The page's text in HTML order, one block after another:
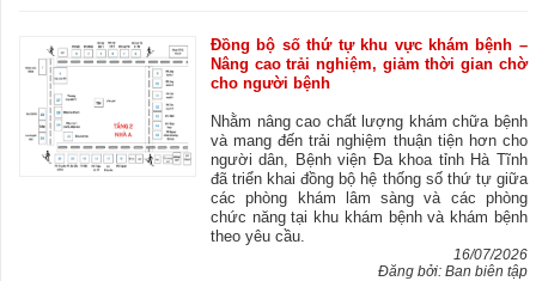
Đồng bộ số thứ tự khu vực khám bệnh –
Nâng cao trải nghiệm, giảm thời gian chờ
cho người bệnh
Nhằm nâng cao chất lượng khám chữa bệnh
và mang đến trải nghiệm thuận tiện hơn cho
người dân, Bệnh viện Đa khoa tỉnh Hà Tĩnh
đã triển khai đồng bộ hệ thống số thứ tự giữa
các phòng khám lâm sàng và các phòng
chức năng tại khu khám bệnh và khám bệnh
theo yêu cầu.
16/07/2026
Đăng bởi: Ban biên tập